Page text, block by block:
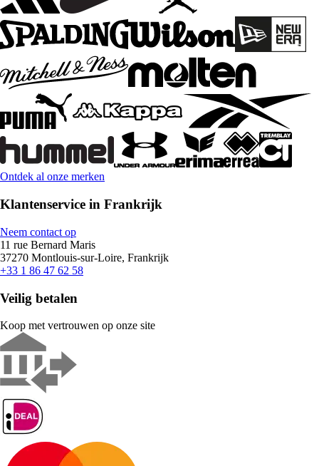
Ontdek al onze merken
Klantenservice in Frankrijk
Neem contact op
11 rue Bernard Maris
37270 Montlouis-sur-Loire, Frankrijk
+33 1 86 47 62 58
Veilig betalen
Koop met vertrouwen op onze site